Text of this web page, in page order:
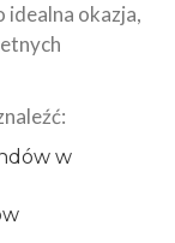
idealna okazja,
w